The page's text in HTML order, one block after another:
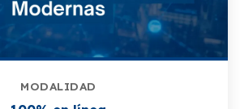
MODALIDAD